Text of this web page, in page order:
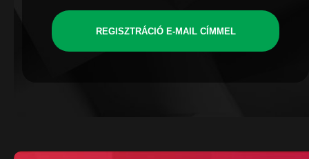
REGISZTRÁCIÓ E-MAIL CÍMMEL